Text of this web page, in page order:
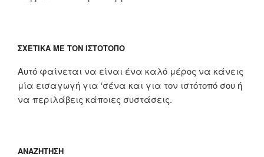
ΣΧΕΤΙΚΆ ΜΕ ΤΟΝ ΙΣΤΌΤΟΠΟ
Αυτό φαίνεται να είναι ένα καλό μέρος να κάνεις
μία εισαγωγή για ‘σένα και για τον ιστότοπό σου ή
να περιλάβεις κάποιες συστάσεις.
ΑΝΑΖΉΤΗΣΗ